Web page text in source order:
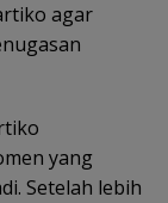
agar
yang
Setelah lebih